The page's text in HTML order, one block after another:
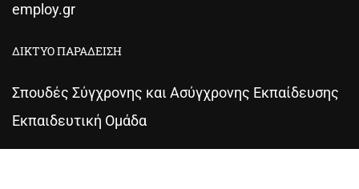
employ.gr
ΔΙΚΤΥΟ ΠΑΡΑΔΕΙΣΗ
Σπουδές Σύγχρονης και Ασύγχρονης Εκπαίδευσης
Εκπαιδευτική Ομάδα